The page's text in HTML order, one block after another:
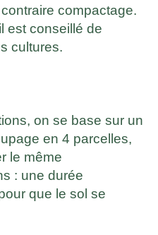
compactage.
est conseillé de
cultures.
on se base sur un
en 4 parcelles,
le même
: une durée
que le sol se